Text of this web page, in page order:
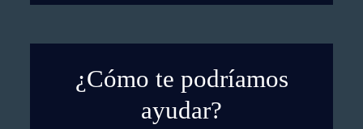
¿Cómo te podríamos
ayudar?